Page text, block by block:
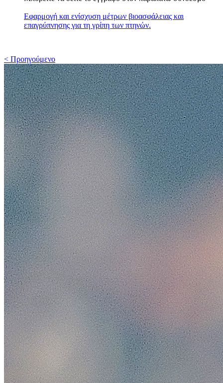
Εφαρμογή και ενίσχυση μέτρων βιοασφάλειας και
επαγρύπνησης για τη γρίπη των πτηνών.
< Προηγούμενο